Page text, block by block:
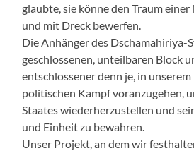
glaubte, sie könne den Traum
und mit Dreck bewerfen.
Die Anhänger des Dschamahiriya-
geschlossenen, unteilbaren Block
entschlossener denn je, in
politischen Kampf voranzugehen,
Staates wiederherzustellen und
und Einheit zu bewahren.
Unser Projekt, an dem wir